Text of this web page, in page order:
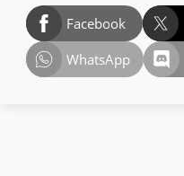
Facebook
WhatsApp